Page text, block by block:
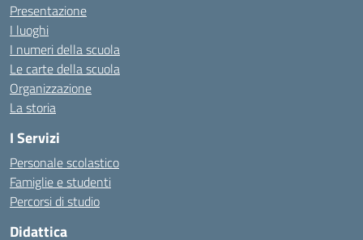
Presentazione
I luoghi
I numeri della scuola
Le carte della scuola
Organizzazione
La storia
I Servizi
Personale scolastico
Famiglie e studenti
Percorsi di studio
Didattica